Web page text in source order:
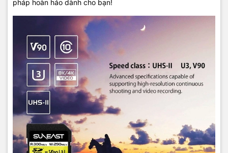
pháp hoàn hảo dành cho bạn!